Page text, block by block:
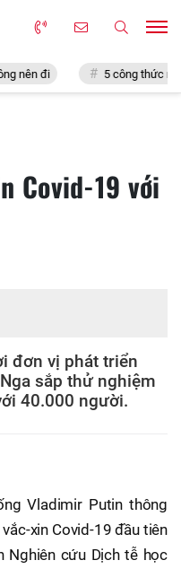
công thức mix & match đồ công
Covid-19 với
đơn vị phát triển
sắp thử nghiệm
40.000 người.
Vladimir Putin thông
xin Covid-19 đầu tiên
Nghiên cứu Dịch tễ học